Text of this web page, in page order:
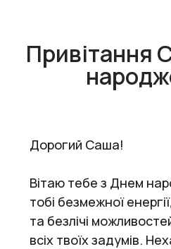
Привітання
Дорогий Саша!
Вітаю тебе з Днем
тобі безмежної
та безлічі
всіх твоїх задумів.